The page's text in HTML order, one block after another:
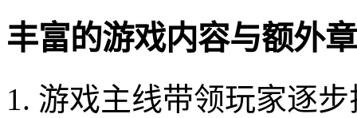
丰富的游戏内容与额外
1. 游戏主线带领玩家逐